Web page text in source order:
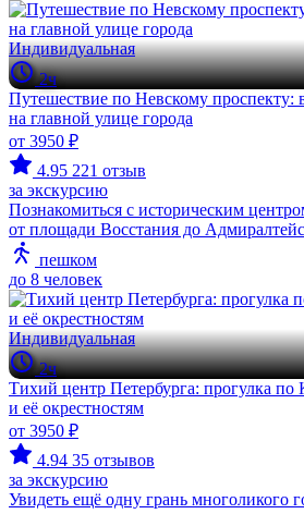
Индивидуальная
2ч
Путешествие по Невскому проспекту:
на главной улице города
от 3950 ₽
4.95 221 отзыв
за экскурсию
Познакомиться с историческим
от площади Восстания до
пешком
до 8 человек
Индивидуальная
2ч
Тихий центр Петербурга: прогулка по
и её окрестностям
от 3950 ₽
4.94 35 отзывов
за экскурсию
Увидеть ещё одну грань многоликого